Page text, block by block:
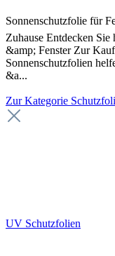
Sonnenschutzfolie für
Zuhause Entdecken
&amp; Fenster Zur
Sonnenschutzfolien
&a...
Zur Kategorie
UV Schutzfolien